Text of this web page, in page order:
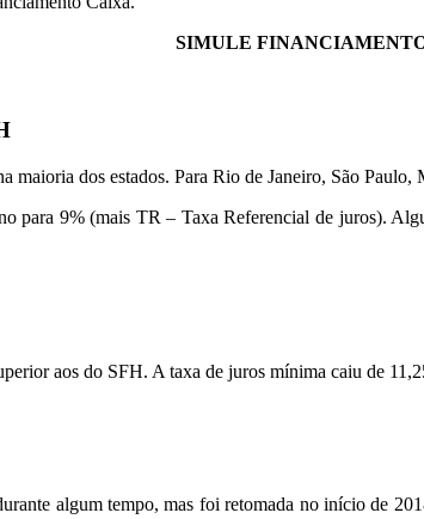
SIMULE
dos estados. Para Rio de Janeiro, São
para 9% (mais TR – Taxa Referencial de juros).
aos do SFH. A taxa de juros mínima caiu de
algum tempo, mas foi retomada no início de